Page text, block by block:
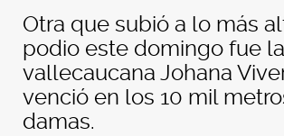
Otra que subió a lo más
podio este domingo fue la
vallecaucana Johana
venció en los 10 mil
damas.